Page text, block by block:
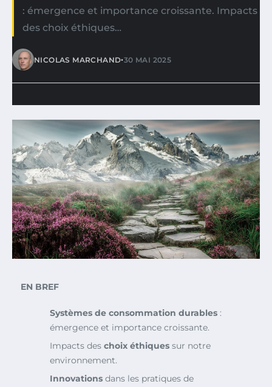
: émergence et importance croissante. Impacts
des choix éthiques…
NICOLAS MARCHAND•30 MAI 2025
EN BREF
Systèmes de consommation durables :
émergence et importance croissante.
Impacts des choix éthiques sur notre
environnement.
Innovations dans les pratiques de